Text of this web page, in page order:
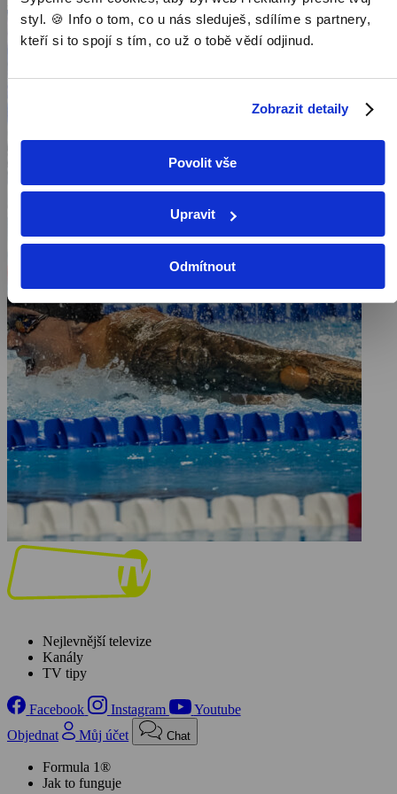
styl. 🍪 Info o tom, co u nás sleduješ, sdílíme s partnery,
kteří si to spojí s tím, co už o tobě vědí odjinud.
Zobrazit detaily
Povolit vše
Upravit
Odmítnout
Nejlevnější televize
Kanály
TV tipy
Facebook Instagram
Youtube
Objednat
Můj účet Chat
Formula 1®
Jak to funguje